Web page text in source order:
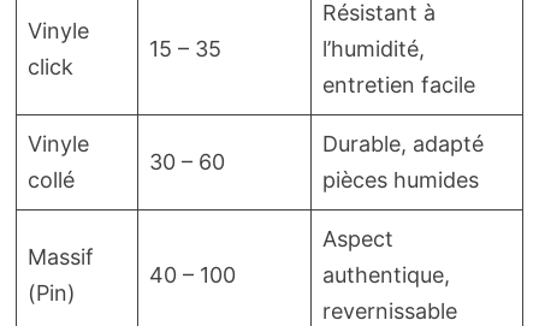
Vinyle
click
15 – 35
Résistant à
l’humidité,
entretien facile
Vinyle
collé
30 – 60
Durable, adapté
pièces humides
Massif
(Pin)
40 – 100
Aspect
authentique,
revernissable